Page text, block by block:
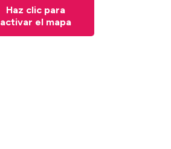
Haz clic para
activar el mapa